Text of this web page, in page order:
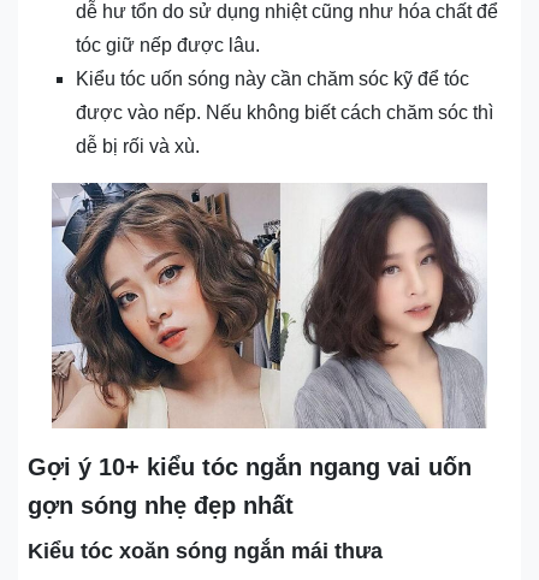
dễ hư tổn do sử dụng nhiệt cũng như hóa chất để
tóc giữ nếp được lâu.
Kiểu tóc uốn sóng này cần chăm sóc kỹ để tóc
được vào nếp. Nếu không biết cách chăm sóc thì
dễ bị rối và xù.
Gợi ý 10+ kiểu tóc ngắn ngang vai uốn
gợn sóng nhẹ đẹp nhất
Kiểu tóc xoăn sóng ngắn mái thưa